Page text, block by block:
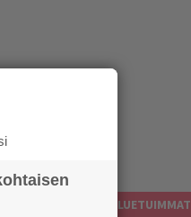
LUETUIMMAT